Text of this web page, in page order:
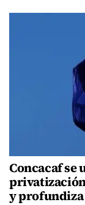
Concacaf se
y profundiza